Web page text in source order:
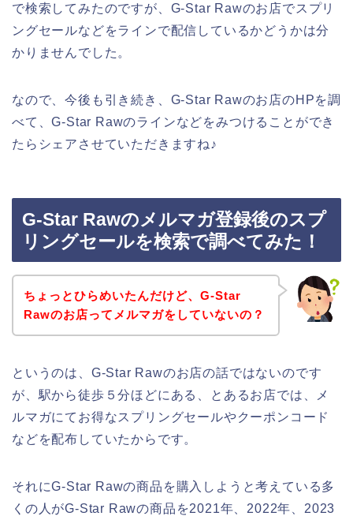
で検索してみたのですが、G-Star Rawのお店でスプリ
ングセールなどをラインで配信しているかどうかは分
かりませんでした。
なので、今後も引き続き、G-Star Rawのお店のHPを調
べて、G-Star Rawのラインなどをみつけることができ
たらシェアさせていただきますね♪
G-Star Rawのメルマガ登録後のスプ
リングセールを検索で調べてみた！
ちょっとひらめいたんだけど、G-Star
Rawのお店ってメルマガをしていないの？
というのは、G-Star Rawのお店の話ではないのです
が、駅から徒歩５分ほどにある、とあるお店では、メ
ルマガにてお得なスプリングセールやクーポンコード
などを配布していたからです。
それにG-Star Rawの商品を購入しようと考えている多
くの人がG-Star Rawの商品を2021年、2022年、2023